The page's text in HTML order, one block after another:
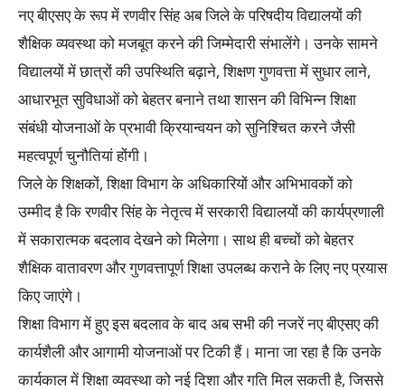
नए बीएसए के रूप में रणवीर सिंह अब जिले के परिषदीय विद्यालयों की
शैक्षिक व्यवस्था को मजबूत करने की जिम्मेदारी संभालेंगे। उनके सामने
विद्यालयों में छात्रों की उपस्थिति बढ़ाने, शिक्षण गुणवत्ता में सुधार लाने,
आधारभूत सुविधाओं को बेहतर बनाने तथा शासन की विभिन्न शिक्षा
संबंधी योजनाओं के प्रभावी क्रियान्वयन को सुनिश्चित करने जैसी
महत्वपूर्ण चुनौतियां होंगी।
जिले के शिक्षकों, शिक्षा विभाग के अधिकारियों और अभिभावकों को
उम्मीद है कि रणवीर सिंह के नेतृत्व में सरकारी विद्यालयों की कार्यप्रणाली
में सकारात्मक बदलाव देखने को मिलेगा। साथ ही बच्चों को बेहतर
शैक्षिक वातावरण और गुणवत्तापूर्ण शिक्षा उपलब्ध कराने के लिए नए प्रयास
किए जाएंगे।
शिक्षा विभाग में हुए इस बदलाव के बाद अब सभी की नजरें नए बीएसए की
कार्यशैली और आगामी योजनाओं पर टिकी हैं। माना जा रहा है कि उनके
कार्यकाल में शिक्षा व्यवस्था को नई दिशा और गति मिल सकती है, जिससे